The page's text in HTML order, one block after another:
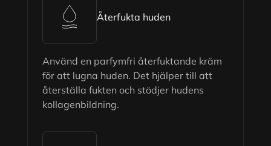
Återfukta huden
Använd en parfymfri återfuktande kräm
för att lugna huden. Det hjälper till att
återställa fukten och stödjer hudens
kollagenbildning.